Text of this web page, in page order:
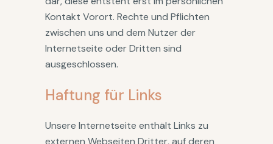
Kontakt Vorort. Rechte und Pflichten
zwischen uns und dem Nutzer der
Internetseite oder Dritten sind
ausgeschlossen.
Haftung für Links
Unsere Internetseite enthält Links zu